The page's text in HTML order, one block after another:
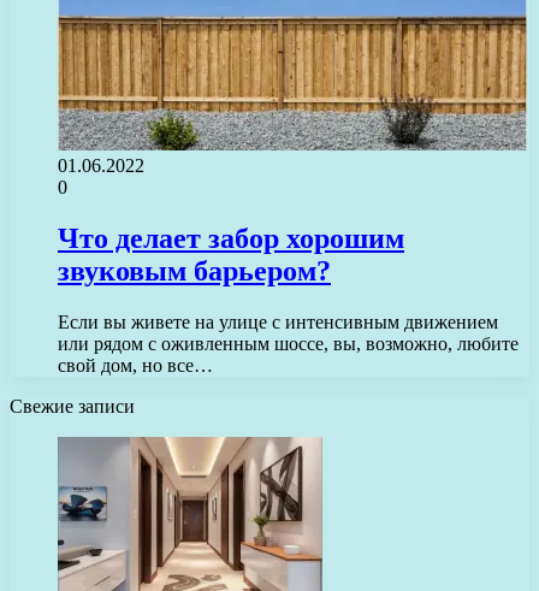
01.06.2022
0
Что делает забор хорошим
звуковым барьером?
Если вы живете на улице с интенсивным движением
или рядом с оживленным шоссе, вы, возможно, любите
свой дом, но все…
Свежие записи